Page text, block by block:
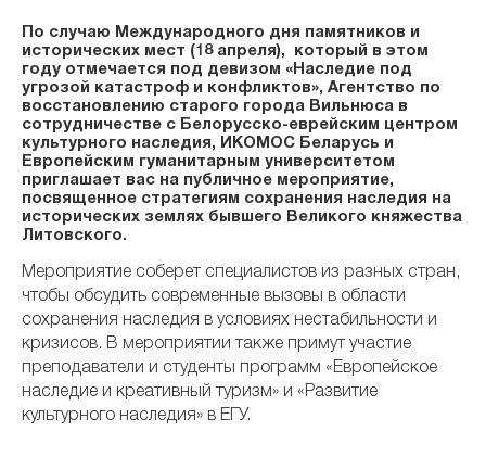
По случаю Международного дня памятников и
исторических мест (18 апреля), который в этом
году отмечается под девизом «Наследие под
угрозой катастроф и конфликтов», Агентство по
восстановлению старого города Вильнюса в
сотрудничестве с Белорусско-еврейским центром
культурного наследия, ИКОМОС Беларусь и
Европейским гуманитарным университетом
приглашает вас на публичное мероприятие,
посвященное стратегиям сохранения наследия на
исторических землях бывшего Великого княжества
Литовского.
Мероприятие соберет специалистов из разных стран,
чтобы обсудить современные вызовы в области
сохранения наследия в условиях нестабильности и
кризисов. В мероприятии также примут участие
преподаватели и студенты программ «Европейское
наследие и креативный туризм» и «Развитие
культурного наследия» в ЕГУ.